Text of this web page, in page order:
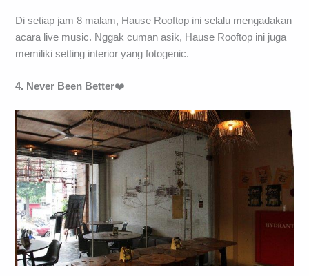
Di setiap jam 8 malam, Hause Rooftop ini selalu mengadakan
acara live music. Nggak cuman asik, Hause Rooftop ini juga
memiliki setting interior yang fotogenic.
4. Never Been Better❤️